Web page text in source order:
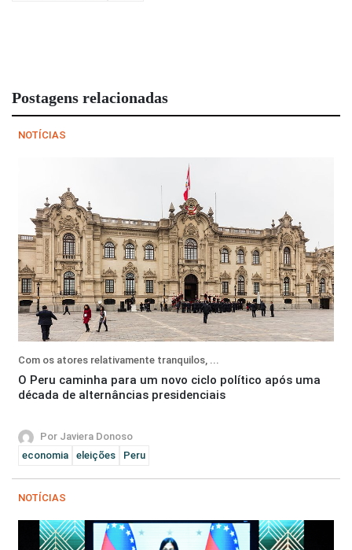
Postagens relacionadas
NOTÍCIAS
Com os atores relativamente tranquilos, ...
O Peru caminha para um novo ciclo político após uma
década de alternâncias presidenciais
Por Javiera Donoso
economia
eleições Peru
NOTÍCIAS